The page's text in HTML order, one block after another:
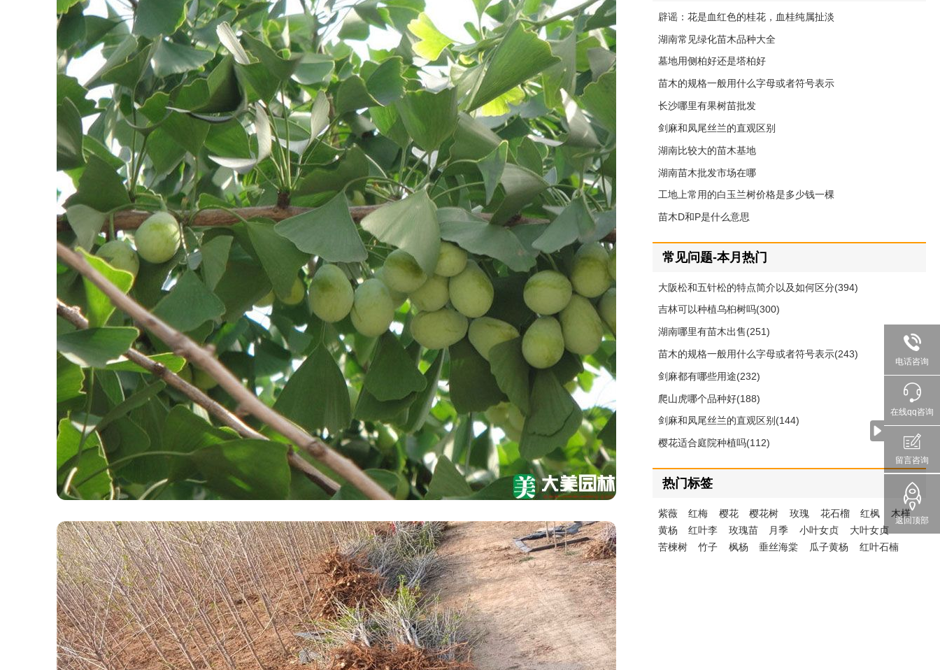
电话咨询
在线qq咨询
留言咨询
返回顶部
辟谣：花是血红色的桂花，血桂纯属扯淡
湖南常见绿化苗木品种大全
墓地用侧柏好还是塔柏好
苗木的规格一般用什么字母或者符号表示
长沙哪里有果树苗批发
剑麻和凤尾丝兰的直观区别
湖南比较大的苗木基地
湖南苗木批发市场在哪
工地上常用的白玉兰树价格是多少钱一棵
苗木D和P是什么意思
常见问题-本月热门
大阪松和五针松的特点简介以及如何区分(394)
吉林可以种植乌桕树吗(300)
湖南哪里有苗木出售(251)
苗木的规格一般用什么字母或者符号表示(243)
剑麻都有哪些用途(232)
爬山虎哪个品种好(188)
剑麻和凤尾丝兰的直观区别(144)
樱花适合庭院种植吗(112)
热门标签
紫薇 红梅 樱花 樱花树 玫瑰 花石榴 红枫
木槿
黄杨
红叶李 玫瑰苗 月季 小叶女贞
大叶女贞
苦楝树
竹子 枫杨 垂丝海棠 瓜子黄杨 红叶石楠